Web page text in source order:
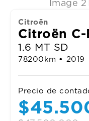
Citroën
Citroën C-
1.6 MT SD
78200km • 2019
Precio de
$
Current